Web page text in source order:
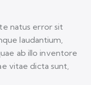
natus error sit
laudantium,
ab illo inventore
vitae dicta sunt,